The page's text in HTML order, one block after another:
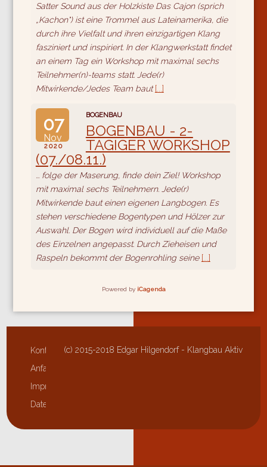
Satter Sound aus der Holzkiste Das Cajon (sprich
„Kachon") ist eine Trommel aus Lateinamerika, die
durch ihre Vielfalt und ihren einzigartigen Klang
fasziniert und inspiriert. In der Klangwerkstatt findet
an einem Tag ein Workshop mit maximal sechs
Teilnehmer(n)-teams statt. Jede(r)
Mitwirkende/Jedes Team baut [...]
07
Nov
2020
BOGENBAU
BOGENBAU - 2-
TÄGIGER WORKSHOP
(07./08.11.)
... folge der Maserung, finde dein Ziel! Workshop
mit maximal sechs Teilnehmern. Jede(r)
Mitwirkende baut einen eigenen Langbogen. Es
stehen verschiedene Bogentypen und Hölzer zur
Auswahl. Der Bogen wird individuell auf die Maße
des Einzelnen angepasst. Durch Zieheisen und
Raspeln bekommt der Bogenrohling seine [...]
Powered by iCagenda
(c) 2015-2018 Edgar Hilgendorf - Klangbau Aktiv
Kontakt
Anfahrt
Impressum
Datenschutzerklärung